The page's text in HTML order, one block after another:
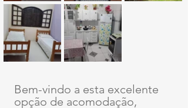
Bem-vindo a esta excelente
opção de acomodação,